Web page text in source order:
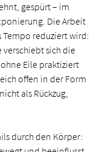
gespürt – im
Die Arbeit
reduziert wird:
verschiebt sich die
Eile praktiziert
offen in der Form
als Rückzug,
durch den Körper: